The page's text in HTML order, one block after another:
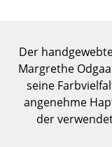
... alle Tische
Aufbewahren
Regale &
Der
Margrethe
seine
angenehme
der